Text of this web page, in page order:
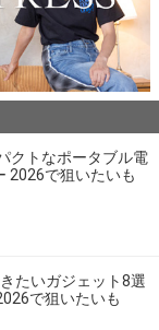
クトなポータブル電
2026で狙いたいも
たいガジェット8選
で狙いたいも